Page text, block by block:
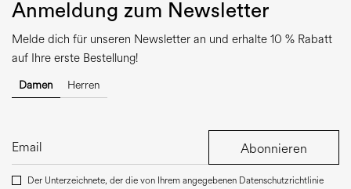
Anmeldung zum Newsletter
Melde dich für unseren Newsletter an und erhalte 10 % Rabatt
auf Ihre erste Bestellung!
Damen Herren
Abonnieren
Der Unterzeichnete, der die von Ihrem angegebenen Datenschutzrichtlinie